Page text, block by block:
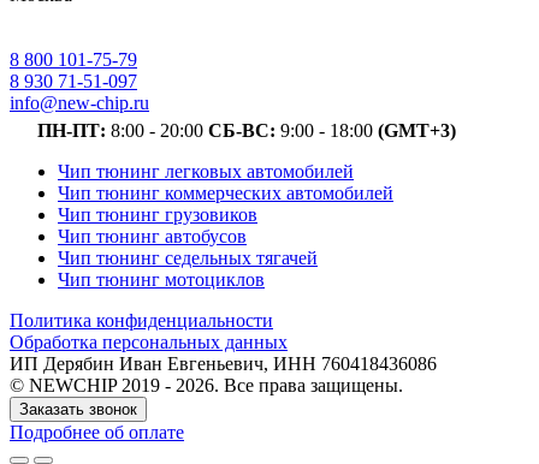
8 800 101-75-79
8 930 71-51-097
info@new-chip.ru
ПН-ПТ: 8:00 - 20:00 СБ-ВС: 9:00 - 18:00 (GMT+3)
Чип тюнинг легковых автомобилей
Чип тюнинг коммерческих автомобилей
Чип тюнинг грузовиков
Чип тюнинг автобусов
Чип тюнинг седельных тягачей
Чип тюнинг мотоциклов
Политика конфиденциальности
Обработка персональных данных
ИП Дерябин Иван Евгеньевич, ИНН 760418436086
© NEWCHIP 2019 - 2026. Все права защищены.
Заказать звонок
Подробнее об оплате